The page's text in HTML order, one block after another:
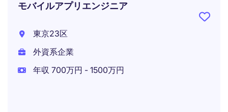
モバイルアプリエンジニア
東京23区
外資系企業
年収 700万円 - 1500万円